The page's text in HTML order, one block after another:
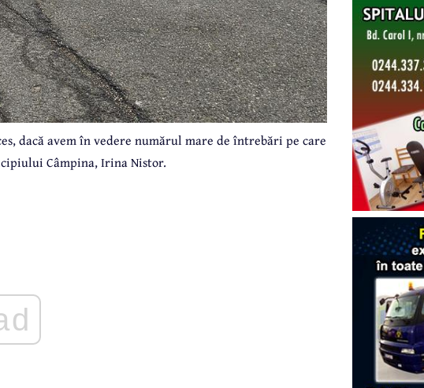
dacă avem în vedere numărul mare de întrebări pe care
Câmpina, Irina Nistor.